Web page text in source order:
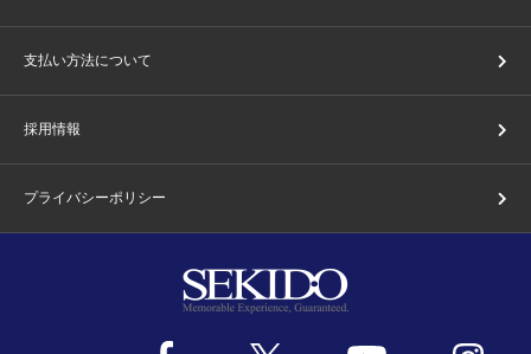
支払い方法について
採用情報
プライバシーポリシー